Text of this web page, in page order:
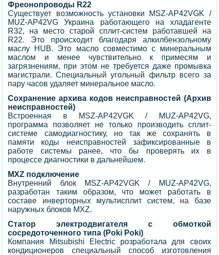
Фреонопроводы R22
Существует возможность установки MSZ-AP42VGK /
MUZ-AP42VG Украина работающего на хладагенте
R32, на место старой сплит-систем работавшей на
R22. Это происходит благодаря алкилбензольному
маслу HUB. Это масло совместимо с минеральным
маслом и менее чувствительно к примесям и
загрязнениям, при этом не требуется даже промывка
магистрали. Специальный угольный фильтр всего за
пару часов удаляет минеральное масло.
Сохранение архива кодов неисправностей (Архив
неисправностей)
Встроенная в MSZ-AP42VGK / MUZ-AP42VG,
программа позволяет не только производить сплит-
системе самодиагностику, но так же сохранять в
памяти коды неисправностей зафиксированные в
работе системы ранее, что бы проверять их в
процессе диагностики в дальнейшем.
MXZ подключение
Внутренний блок MSZ-AP42VGK / MUZ-AP42VG,
разработан таким образом, что может работать в
составе инверторных мультисплит систем, на базе
наружных блоков MXZ.
Статор электродвигателя с обмоткой
сосредоточенного типа (Poki Poki)
Компания Mitsubishi Electric розработала для своих
кондиционеров специальный способ изготовления